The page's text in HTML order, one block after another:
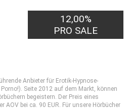
12,00%
PRO SALE
Anbieter für Erotik-Hypnose-
Seite 2012 auf dem Markt, können
begeistern. Der Preis eines
AOV bei ca. 90 EUR. Für unsere Hörbücher